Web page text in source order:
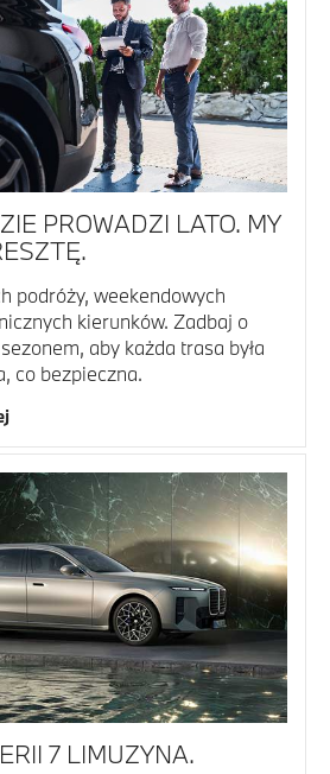
PROWADZI LATO. MY
podróży, weekendowych
kierunków. Zadbaj o
aby każda trasa była
co bezpieczna.
7 LIMUZYNA.